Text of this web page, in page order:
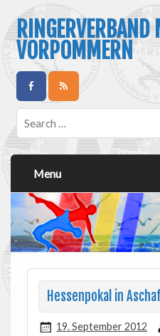
RINGERVERBAND
VORPOMMERN
Menu
Hessenpokal in
19. September 2012